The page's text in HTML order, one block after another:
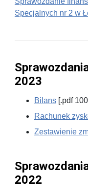
Specjalnych nr 2 w
2023
Bilans [.pdf
Rachunek
Zestawienie
2022